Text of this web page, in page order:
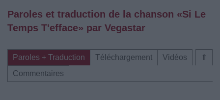
Paroles et traduction de la chanson «Si Le
Temps T'efface» par Vegastar
⇑
Paroles + Traduction Téléchargement
Vidéos
Commentaires